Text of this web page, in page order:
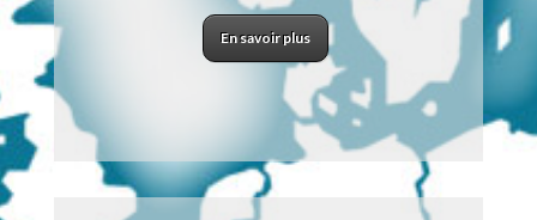
En savoir plus